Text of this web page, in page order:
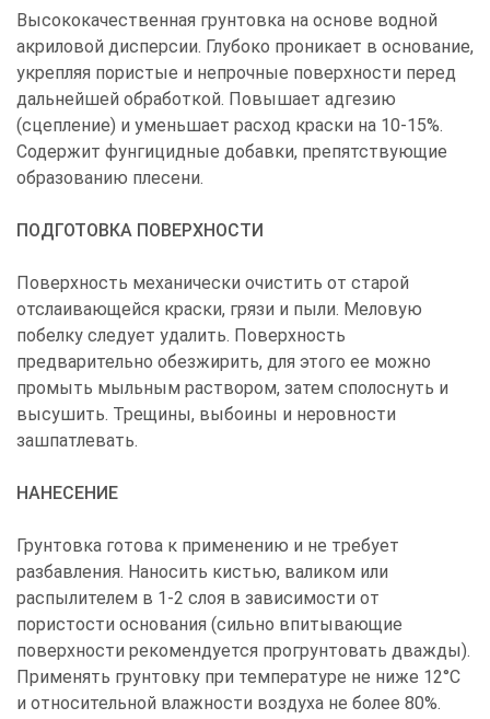
Высококачественная грунтовка на основе водной
акриловой дисперсии. Глубоко проникает в основание,
укрепляя пористые и непрочные поверхности перед
дальнейшей обработкой. Повышает адгезию
(сцепление) и уменьшает расход краски на 10-15%.
Содержит фунгицидные добавки, препятствующие
образованию плесени.
ПОДГОТОВКА ПОВЕРХНОСТИ
Поверхность механически очистить от старой
отслаивающейся краски, грязи и пыли. Меловую
побелку следует удалить. Поверхность
предварительно обезжирить, для этого ее можно
промыть мыльным раствором, затем сполоснуть и
высушить. Трещины, выбоины и неровности
зашпатлевать.
НАНЕСЕНИЕ
Грунтовка готова к применению и не требует
разбавления. Наносить кистью, валиком или
распылителем в 1-2 слоя в зависимости от
пористости основания (сильно впитывающие
поверхности рекомендуется прогрунтовать дважды).
Применять грунтовку при температуре не ниже 12°С
и относительной влажности воздуха не более 80%.